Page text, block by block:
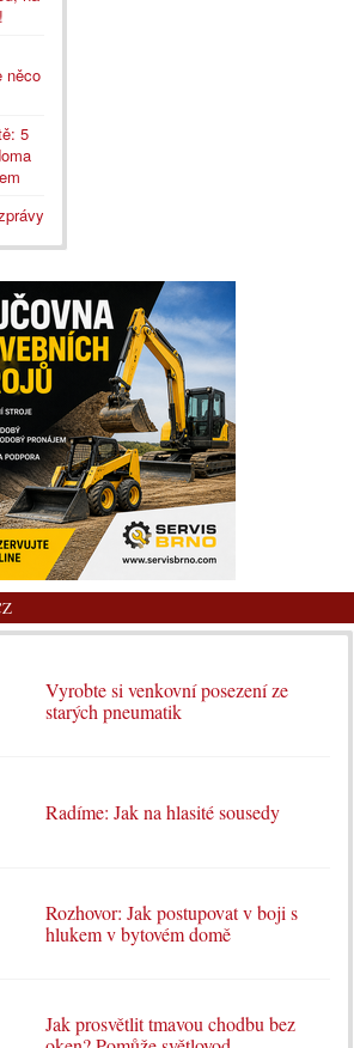
něco
5
Vyrobte si venkovní posezení ze
starých pneumatik
Radíme: Jak na hlasité sousedy
Rozhovor: Jak postupovat v boji s
hlukem v bytovém domě
Jak prosvětlit tmavou chodbu bez